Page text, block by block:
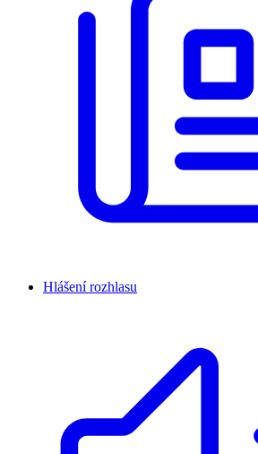
Hlášení rozhlasu